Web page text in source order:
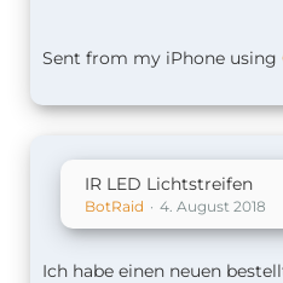
Sent from my iPhone using
IR LED Lichtstreifen
BotRaid 4. August 2018
Ich habe einen neuen